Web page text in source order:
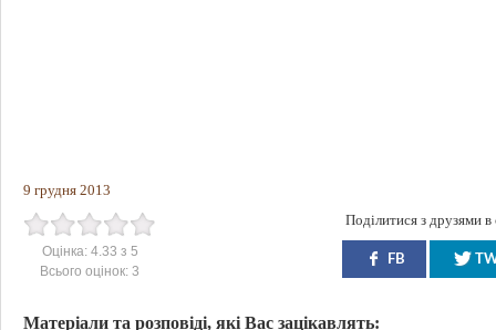
9 грудня 2013
Оцінка: 4.33 з 5
Всього оцінок: 3
Поділитися з друзями
FB
Матеріали та розповіді, які Вас зацікавлять: